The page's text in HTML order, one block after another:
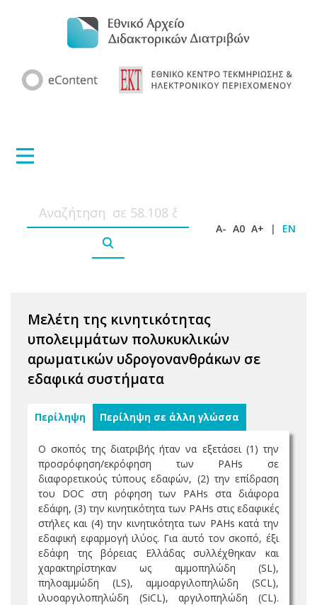
A- A0 A+ | EN
Μελέτη της κινητικότητας
υπολειμμάτων πολυκυκλικών
αρωματικών υδρογονανθράκων σε
εδαφικά συστήματα
Περίληψη Περίληψη σε άλλη γλώσσα
Ο σκοπός της διατριβής ήταν να εξετάσει (1) την
προσρόφηση/εκρόφηση των PAHs σε
διαφορετικούς τύπους εδαφών, (2) την επίδραση
του DOC στη ρόφηση των PAHs στα διάφορα
εδάφη, (3) την κινητικότητα των PAHs στις εδαφικές
στήλες και (4) την κινητικότητα των PAHs κατά την
εδαφική εφαρμογή ιλύος. Για αυτό τον σκοπό, έξι
εδάφη της βόρειας Ελλάδας συλλέχθηκαν και
χαρακτηρίστηκαν ως αμμοπηλώδη (SL),
πηλοαμμώδη (LS), αμμοαργιλοπηλώδη (SCL),
ιλυοαργιλοπηλώδη (SiCL), αργιλοπηλώδη (CL).